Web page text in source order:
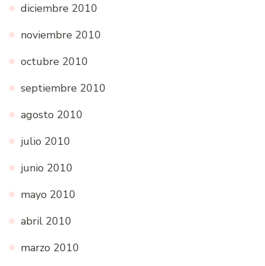
diciembre 2010
noviembre 2010
octubre 2010
septiembre 2010
agosto 2010
julio 2010
junio 2010
mayo 2010
abril 2010
marzo 2010